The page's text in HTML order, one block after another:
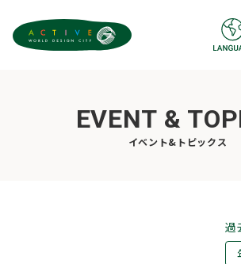
EVENT &
イベント&トピックス
過